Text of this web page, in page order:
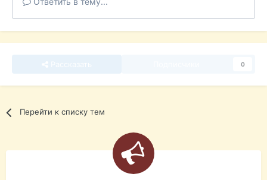
0
Перейти к списку тем